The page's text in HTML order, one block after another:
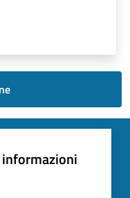
informazioni